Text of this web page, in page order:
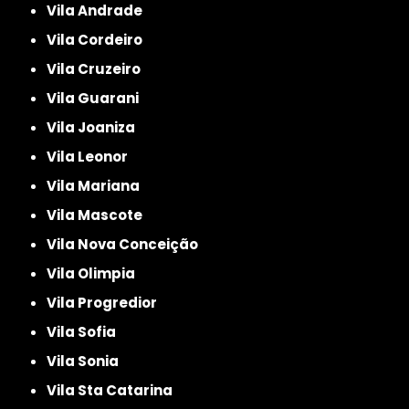
Vila Andrade
Vila Cordeiro
Vila Cruzeiro
Vila Guarani
Vila Joaniza
Vila Leonor
Vila Mariana
Vila Mascote
Vila Nova Conceição
Vila Olimpia
Vila Progredior
Vila Sofia
Vila Sonia
Vila Sta Catarina